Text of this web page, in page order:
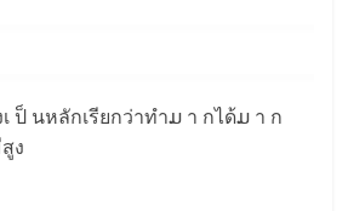
ป็ นหลักเรียกว่าทำມ า กได้ມ า ก
ง